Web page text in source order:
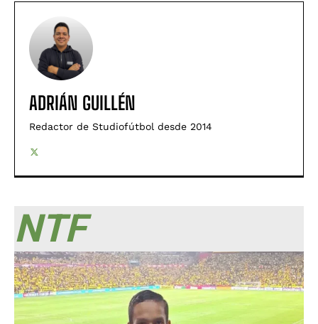
ADRIÁN GUILLÉN
Redactor de Studiofútbol desde 2014
NTF